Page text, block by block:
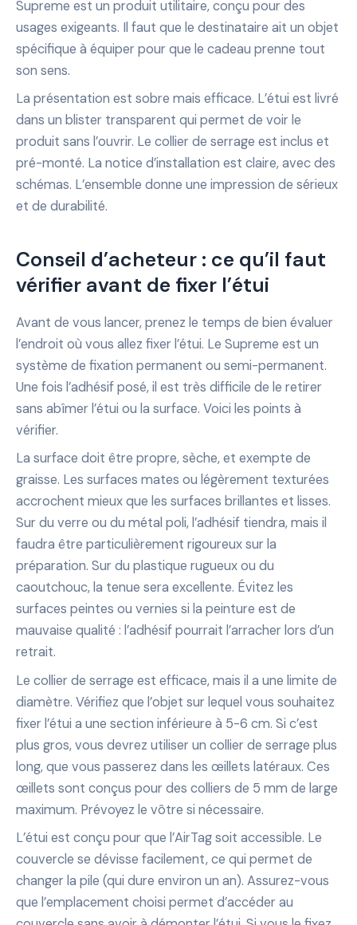
Supreme est un produit utilitaire, conçu pour des
usages exigeants. Il faut que le destinataire ait un objet
spécifique à équiper pour que le cadeau prenne tout
son sens.
La présentation est sobre mais efficace. L’étui est livré
dans un blister transparent qui permet de voir le
produit sans l’ouvrir. Le collier de serrage est inclus et
pré-monté. La notice d’installation est claire, avec des
schémas. L’ensemble donne une impression de sérieux
et de durabilité.
Conseil d’acheteur : ce qu’il faut
vérifier avant de fixer l’étui
Avant de vous lancer, prenez le temps de bien évaluer
l’endroit où vous allez fixer l’étui. Le Supreme est un
système de fixation permanent ou semi-permanent.
Une fois l’adhésif posé, il est très difficile de le retirer
sans abîmer l’étui ou la surface. Voici les points à
vérifier.
La surface doit être propre, sèche, et exempte de
graisse. Les surfaces mates ou légèrement texturées
accrochent mieux que les surfaces brillantes et lisses.
Sur du verre ou du métal poli, l’adhésif tiendra, mais il
faudra être particulièrement rigoureux sur la
préparation. Sur du plastique rugueux ou du
caoutchouc, la tenue sera excellente. Évitez les
surfaces peintes ou vernies si la peinture est de
mauvaise qualité : l’adhésif pourrait l’arracher lors d’un
retrait.
Le collier de serrage est efficace, mais il a une limite de
diamètre. Vérifiez que l’objet sur lequel vous souhaitez
fixer l’étui a une section inférieure à 5-6 cm. Si c’est
plus gros, vous devrez utiliser un collier de serrage plus
long, que vous passerez dans les œillets latéraux. Ces
œillets sont conçus pour des colliers de 5 mm de large
maximum. Prévoyez le vôtre si nécessaire.
L’étui est conçu pour que l’AirTag soit accessible. Le
couvercle se dévisse facilement, ce qui permet de
changer la pile (qui dure environ un an). Assurez-vous
que l’emplacement choisi permet d’accéder au